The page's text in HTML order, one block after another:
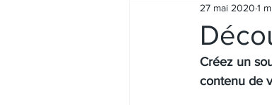
27 mai 2020 1
Créez un
contenu de